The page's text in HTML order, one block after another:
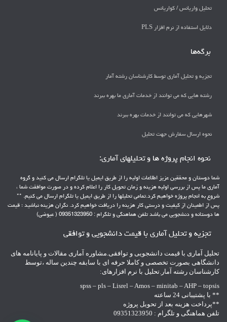
تحليل واريانس / كواريانس
دلايل استفاده از نرم افزار PLS
برگه‌ها
تجزیه و تحلیل آماری توسط کارشناسان رشته آمار
رشته هایی که می توانند از خدمات آماری ما بهره ببرند
شهرهایی که می توانند از خدمات بهره ببرند
نحوه ارسال سفارش جهت تحلیل
نحوه انجام پروژه ها و تحلیلهای آماری:
شما دوستان و محققین عزیز اطلاعات اولیه را از طریق ایمیل یا تلگرام ارسال می کنید و گروه
آماری ما پس از بررسی اولیه هزینه و زمان تحویل کار را اعلام کرده و در صورت موافقت شما ،
شروع به انجام پروژه خواهیم کرد.تمامی تحلیلها را از طریق ایمیل یا تلگرام ارسال می کنیم. **
پس از اطمینان از کیفیت و درستی کار هزینه را دریافت خواهیم کرد. نگران هزینه نباشید ؛ قیمت
ها دوستانه و دنشجویی می باشد تلفن هماهنگی و تلگرام : 09351323950 ( عیوضی)
تجزیه و تحلیل آماری با قیمت دانشجویی و توافقی
تحلیل آماری با قیمت دانشجویی و توافقی.مشاوره آماری مقالات و پایانامه های
دانشگاهی بصورت تخصصی و کاملا حرفه ای با سابقه چندین ساله ،توسط
کارشناسان رشته آمار.تحلیل با نرم افزارهای:
spss – pls – Lisrel – Amos – minitab – AHP – topsis
** با پشتیبانی 24 ساعته
**پرداخت هزینه بعد از تحویل پروژه
تلفن هماهنگی و تلگرام : 09351323950